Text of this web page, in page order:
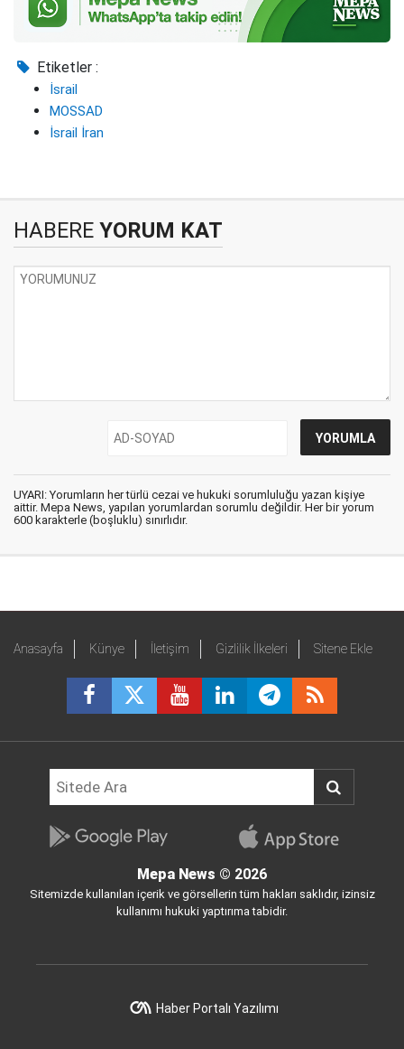
Etiketler :
İsrail
MOSSAD
İsrail İran
HABERE YORUM KAT
UYARI: Yorumların her türlü cezai ve hukuki sorumluluğu yazan kişiye
aittir. Mepa News, yapılan yorumlardan sorumlu değildir. Her bir yorum
600 karakterle (boşluklu) sınırlıdır.
Anasayfa Künye İletişim Gizlilik İlkeleri Sitene Ekle
Mepa News © 2026
Sitemizde kullanılan içerik ve görsellerin tüm hakları saklıdır, izinsiz
kullanımı hukuki yaptırıma tabidir.
Haber Portalı Yazılımı